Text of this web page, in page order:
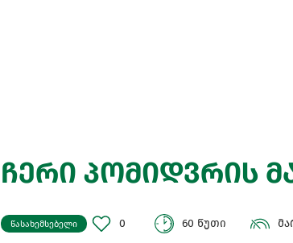
ჩერი პომიდვრის
წასახემსებელი 0 60 წუთი